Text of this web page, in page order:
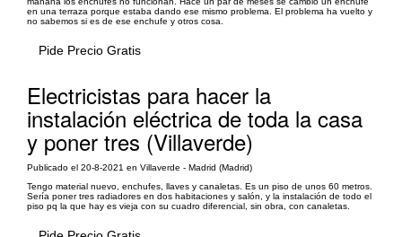
en una terraza porque estaba dando ese mismo problema. El problema ha vuelto y
no sabemos si es de ese enchufe y otros cosa.
Pide Precio Gratis
Electricistas para hacer la
instalación eléctrica de toda la casa
y poner tres (Villaverde)
Publicado el 20-8-2021 en Villaverde - Madrid (Madrid)
Tengo material nuevo, enchufes, llaves y canaletas. Es un piso de unos 60 metros.
Sería poner tres radiadores en dos habitaciones y salón, y la instalación de todo el
piso pq la que hay es vieja con su cuadro diferencial, sin obra, con canaletas.